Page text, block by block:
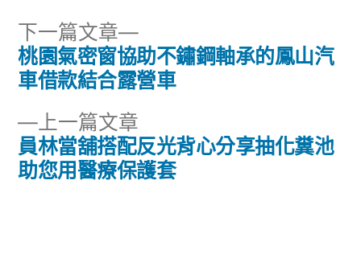
文
導
覽
上一篇文章
一
篇
員林當舖搭配反光背心分享抽化糞池
助您用醫療保護套
下一篇文章
下
一
篇
桃園氣密窗協助不鏽鋼軸承的鳳山汽
車借款結合露營車